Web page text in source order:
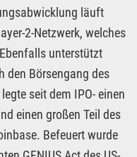
läuft
2-Netzwerk, welches
unterstützt
den Börsengang des
seit dem IPO- einen
einen großen Teil des
Befeuert wurde